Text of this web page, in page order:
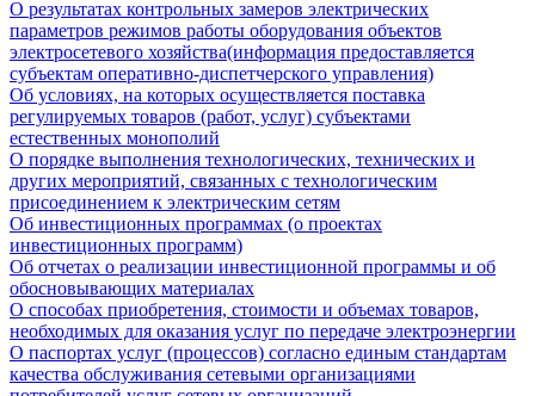
О результатах контрольных замеров электрических
параметров режимов работы оборудования объектов
электросетевого хозяйства(информация предоставляется
субъектам оперативно-диспетчерского управления)
Об условиях, на которых осуществляется поставка
регулируемых товаров (работ, услуг) субъектами
естественных монополий
О порядке выполнения технологических, технических и
других мероприятий, связанных с технологическим
присоединением к электрическим сетям
Об инвестиционных программах (о проектах
инвестиционных программ)
Об отчетах о реализации инвестиционной программы и об
обосновывающих материалах
О способах приобретения, стоимости и объемах товаров,
необходимых для оказания услуг по передаче электроэнергии
О паспортах услуг (процессов) согласно единым стандартам
качества обслуживания сетевыми организациями